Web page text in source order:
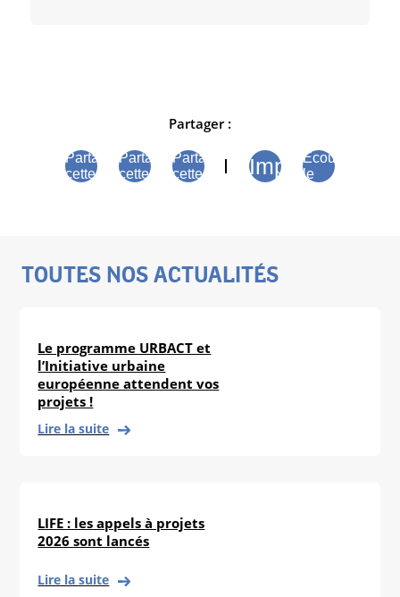
Partager :
Partager
cette
Partager
cette
Partager
cette
Imprimer
Écouter
le
TOUTES NOS ACTUALITÉS
Le programme URBACT et
l’Initiative urbaine
européenne attendent vos
projets !
Lire la suite
LIFE : les appels à projets
2026 sont lancés
Lire la suite